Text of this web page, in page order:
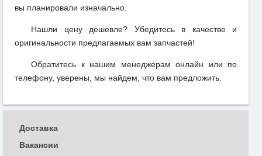
вы планировали изначально.
Нашли цену дешевле? Убедитесь в качестве и
оригинальности предлагаемых вам запчастей!
Обратитесь к нашим менеджерам онлайн или по
телефону, уверены, мы найдем, что вам предложить.
Доставка
Вакансии